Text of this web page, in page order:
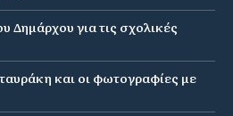
για τις σχολικές
και οι φωτογραφίες με